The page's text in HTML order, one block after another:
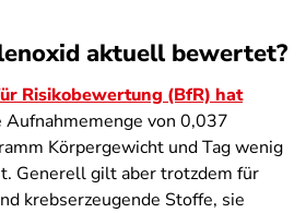
aktuell bewertet?
Risikobewertung (BfR) hat
Aufnahmemenge von 0,037
Körpergewicht und Tag wenig
Generell gilt aber trotzdem für
krebserzeugende Stoffe, sie